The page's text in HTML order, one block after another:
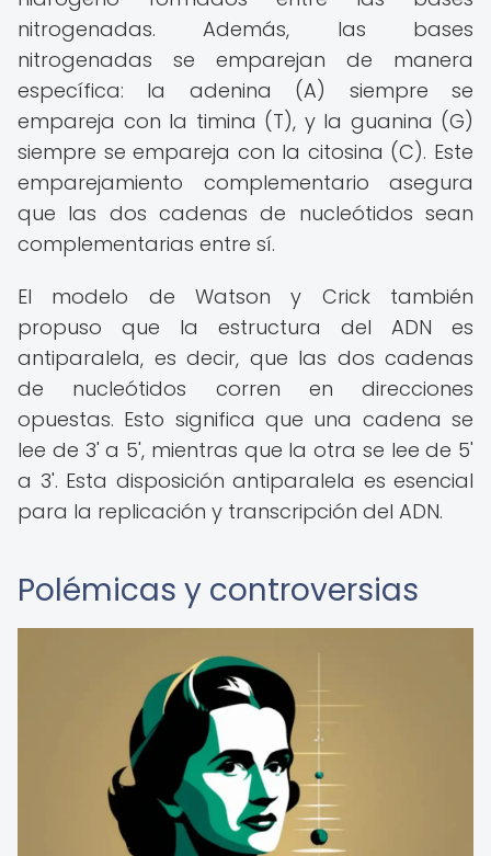
nitrogenadas. Además, las bases
nitrogenadas se emparejan de manera
específica: la adenina (A) siempre se
empareja con la timina (T), y la guanina (G)
siempre se empareja con la citosina (C). Este
emparejamiento complementario asegura
que las dos cadenas de nucleótidos sean
complementarias entre sí.
El modelo de Watson y Crick también
propuso que la estructura del ADN es
antiparalela, es decir, que las dos cadenas
de nucleótidos corren en direcciones
opuestas. Esto significa que una cadena se
lee de 3' a 5', mientras que la otra se lee de 5'
a 3'. Esta disposición antiparalela es esencial
para la replicación y transcripción del ADN.
Polémicas y controversias